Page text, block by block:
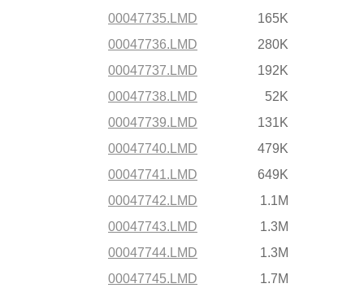
00047735.LMD
165K
00047736.LMD
280K
00047737.LMD
192K
00047738.LMD
52K
00047739.LMD
131K
00047740.LMD
479K
00047741.LMD
649K
00047742.LMD
1.1M
00047743.LMD
1.3M
00047744.LMD
1.3M
00047745.LMD
1.7M